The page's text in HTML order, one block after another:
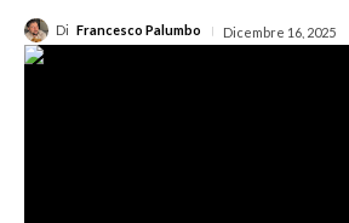
Di Francesco Palumbo Dicembre 16, 2025